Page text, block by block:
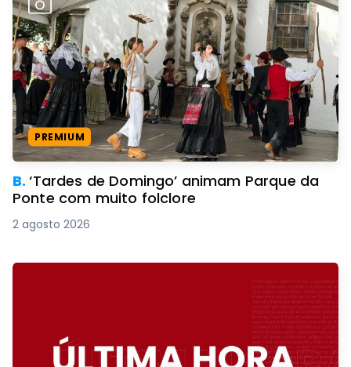
PREMIUM
B.‘Tardes de Domingo’ animam Parque da
Ponte com muito folclore
2 agosto 2026